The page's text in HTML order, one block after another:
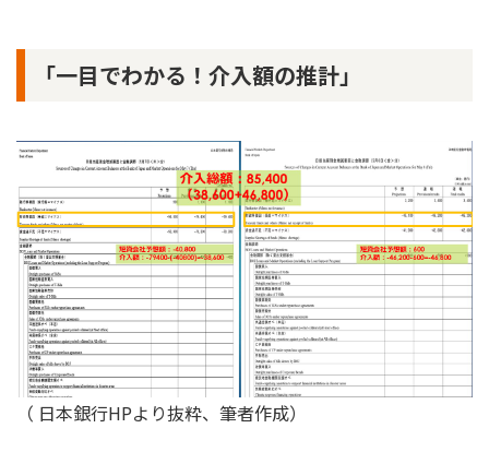
「一目でわかる！介入額の推計」
（ 日本銀行HPより抜粋、筆者作成）